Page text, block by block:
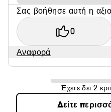
Σας βοήθησε αυτή η
0
Αναφορά
Έχετε δει 2
Δείτε